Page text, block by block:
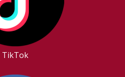
TikTok